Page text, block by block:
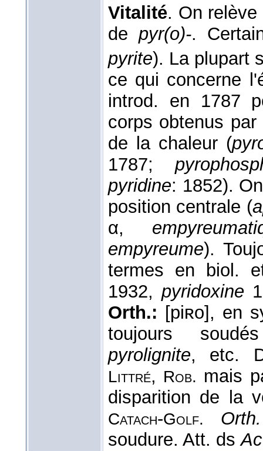
Vitalité. On
de pyr(o)-.
pyrite). La plupart
ce qui concerne
introd. en 1787
corps obtenus
de la chaleur (
1787;
pyridine: 1852).
position centrale (
α,
empyreume).
termes en biol.
1932, pyridoxine
Orth.: [piʀo], en
toujours
pyrolignite, etc.
Littré, Rob. mais
disparition de la
Catach-Golf.
soudure. Att. ds